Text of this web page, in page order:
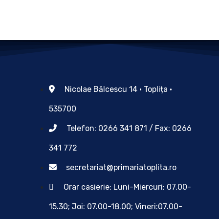
Nicolae Bălcescu 14 • Toplița •
535700
Telefon: 0266 341 871 / Fax: 0266
341 772
secretariat@primariatoplita.ro
Orar casierie: Luni-Miercuri: 07.00-
15.30; Joi: 07.00-18.00; Vineri:07.00-